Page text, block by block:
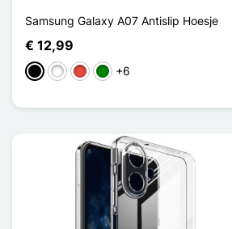
Samsung Galaxy A07 Antislip Hoesje
€ 12,99
ZwartWit RoodGroen
+6